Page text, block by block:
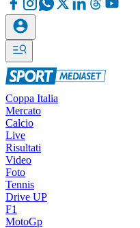
Coppa Italia
Mercato
Calcio
Live
Risultati
Video
Foto
Tennis
Drive UP
F1
MotoGp